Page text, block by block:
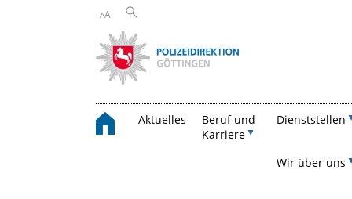
AA
Aktuelles
Beruf und
Karriere
Dienststellen
Wir über uns